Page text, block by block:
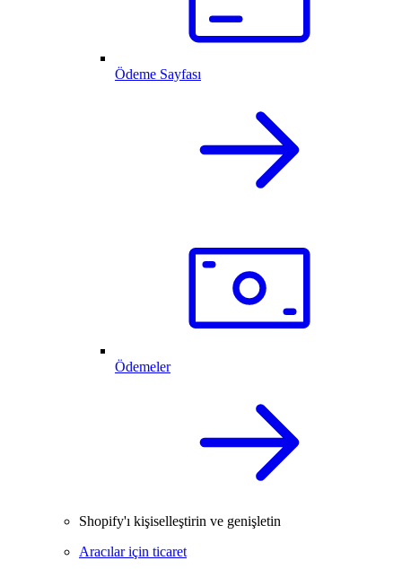
Ödeme Sayfası
Ödemeler
Shopify'ı kişiselleştirin ve genişletin
Aracılar için ticaret